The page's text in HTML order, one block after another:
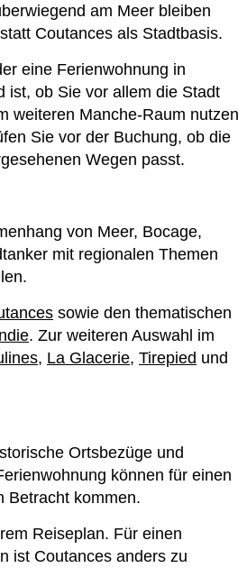
am Meer bleiben
Coutances als Stadtbasis.
eine Ferienwohnung in
ist, ob Sie vor allem die Stadt
weiteren Manche-Raum nutzen
Sie vor der Buchung, ob die
Wegen passt.
von Meer, Bocage,
mit regionalen Themen
sowie den thematischen
. Zur weiteren Auswahl im
, La Glacerie, Tirepied und
Ortsbezüge und
können für einen
Betracht kommen.
Reiseplan. Für einen
ist Coutances anders zu